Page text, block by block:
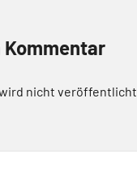
Kommentar
nicht veröffentlicht.